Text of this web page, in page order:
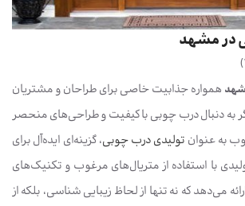
در مشهد
)
همواره جذابیت خاصی برای طراحان و مشتریان
به دنبال درب چوبی با کیفیت و طراحی‌های منحصر
به عنوان تولیدی درب چوبی، گزینه‌ای ایده‌آل برای
با استفاده از متریال‌های مرغوب و تکنیک‌های
می‌دهد که نه تنها از لحاظ زیبایی شناسی، بلکه از